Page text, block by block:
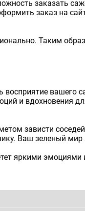
заказать
заказ на
Таким
восприятие вашего
и вдохновения
зависти
Ваш зеленый мир
яркими эмоциями